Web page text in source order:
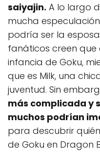
saiyajin. A lo largo
mucha
podría ser la
fanáticos creen que
infancia de Goku,
que es Milk, una
juventud. Sin
más complicada y
muchos podrían
para descubrir
de Goku en Dragon